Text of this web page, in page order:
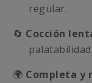
regular.
🔄 Cocción
palatabilidad.
🌍 Completa y